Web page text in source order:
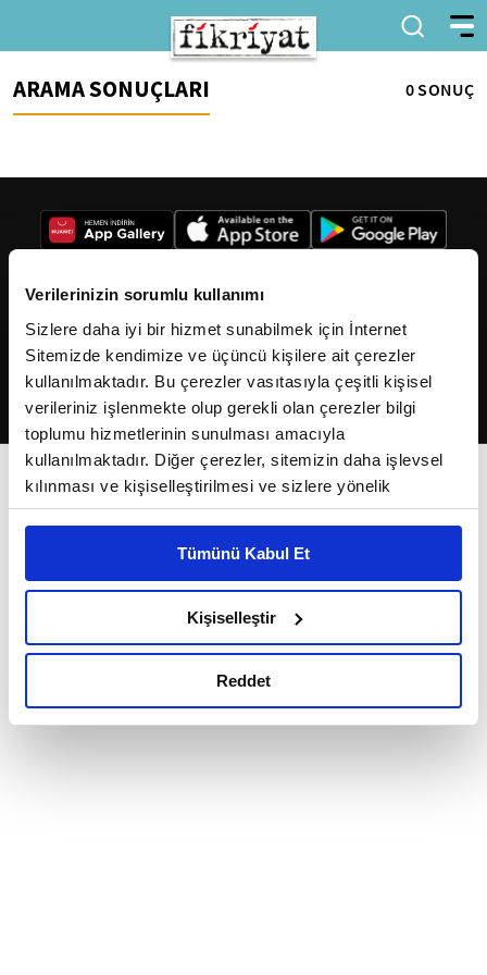
Verilerinizin sorumlu kullanımı
Sizlere daha iyi bir hizmet sunabilmek için İnternet
Sitemizde kendimize ve üçüncü kişilere ait çerezler
kullanılmaktadır. Bu çerezler vasıtasıyla çeşitli kişisel
verileriniz işlenmekte olup gerekli olan çerezler bilgi
toplumu hizmetlerinin sunulması amacıyla
kullanılmaktadır. Diğer çerezler, sitemizin daha işlevsel
kılınması ve kişiselleştirilmesi ve sizlere yönelik
reklam/pazarlama faaliyetlerinin yapılması, amaçlarıyla
Çerezlere ilişkin tercihlerinizi çerez paneli vasıtasıyla
belirleyebilirsiniz. Çerezlere ilişkin detaylı bilgi için
Ayarlar butonuna tıklayabilir,Çerez Bilgilendirme
Metnimizi ziyaret edebilirsiniz.
okumak ve sitemizi ziyaretiniz kapsamında
Tümünü Kabul Et
Kişiselleştir
Reddet
ARAMA SONUÇLARI 0 SONUÇ
2026Fikriyat. Tüm hakları saklıdır.